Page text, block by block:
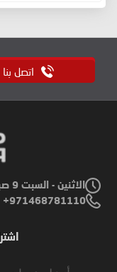
اتصل بنا
الاثنين - السبت 9 صباحًا إلى 8 مساءً | الأحد 9 صباحًا إلى 6 مساءً
971468781110+